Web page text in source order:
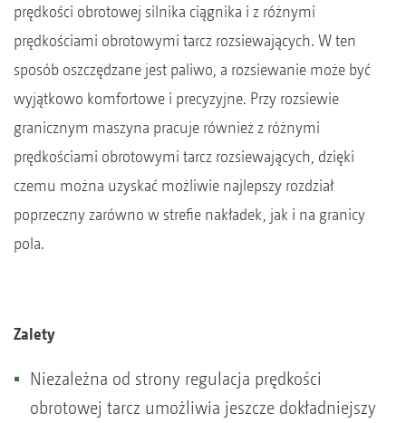
prędkości obrotowej silnika ciągnika i z różnymi
prędkościami obrotowymi tarcz rozsiewających. W ten
sposób oszczędzane jest paliwo, a rozsiewanie może być
wyjątkowo komfortowe i precyzyjne. Przy rozsiewie
granicznym maszyna pracuje również z różnymi
prędkościami obrotowymi tarcz rozsiewających, dzięki
czemu można uzyskać możliwie najlepszy rozdział
poprzeczny zarówno w strefie nakładek, jak i na granicy
pola.
Zalety
Niezależna od strony regulacja prędkości
obrotowej tarcz umożliwia jeszcze dokładniejszy